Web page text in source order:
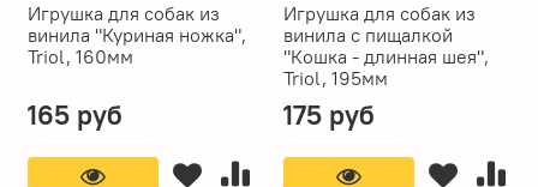
Игрушка для собак из
винила "Куриная ножка",
Triol, 160мм
165 руб
Игрушка для собак из
винила с пищалкой
"Кошка - длинная шея",
Triol, 195мм
175 руб